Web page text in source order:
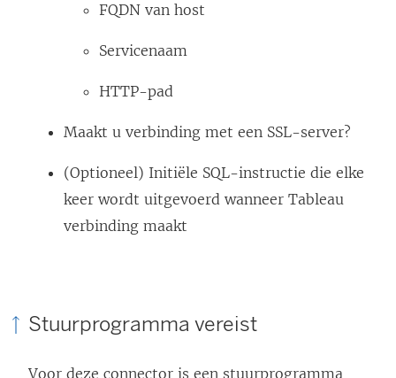
FQDN van host
Servicenaam
HTTP-pad
Maakt u verbinding met een SSL-server?
(Optioneel) Initiële SQL-instructie die elke
keer wordt uitgevoerd wanneer Tableau
verbinding maakt
Stuurprogramma vereist
Voor deze connector is een stuurprogramma